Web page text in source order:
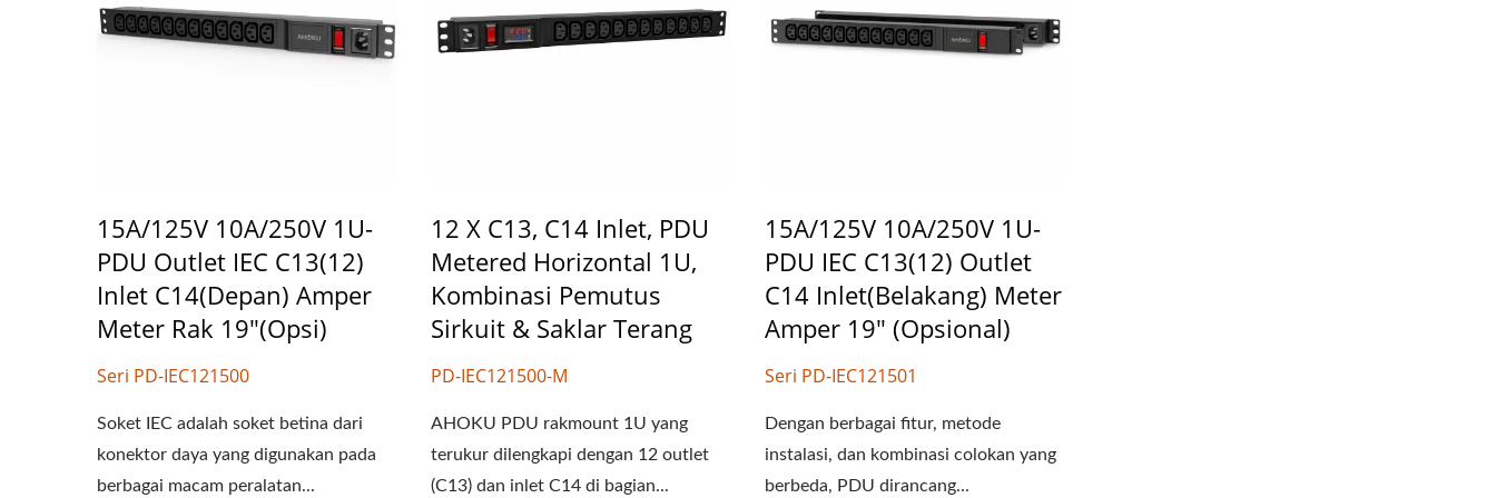
15A/125V 10A/250V 1U-
PDU Outlet IEC C13(12)
Inlet C14(depan) Amper
Meter Rak 19"(opsi)
Seri PD-IEC121500
Soket IEC adalah soket betina dari
konektor daya yang digunakan pada
berbagai macam peralatan...
12 X C13, C14 Inlet, PDU
Metered Horizontal 1U,
Kombinasi Pemutus
Sirkuit & Saklar Terang
PD-IEC121500-M
AHOKU PDU rakmount 1U yang
terukur dilengkapi dengan 12 outlet
(C13) dan inlet C14 di bagian...
15A/125V 10A/250V 1U-
PDU IEC C13(12) Outlet
C14 Inlet(belakang) Meter
Amper 19" (opsional)
Seri PD-IEC121501
Dengan berbagai fitur, metode
instalasi, dan kombinasi colokan yang
berbeda, PDU dirancang...